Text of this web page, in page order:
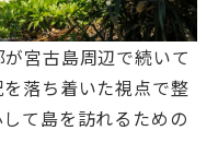
宮古島周辺で続いて
落ち着いた視点で整
て島を訪れるための